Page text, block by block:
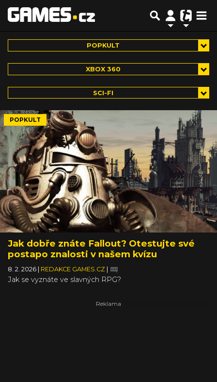
POPKULT
XBOX 360
SCI-FI
POPKULT
Jak dobře znáte Fallout? Otestujte své
postapo znalosti v našem kvízu
8. 2. 2026 REDAKCE GAMES.CZ
Jak se vyznáte ve slavných RPG?